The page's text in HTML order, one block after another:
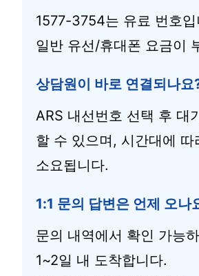
1577-3754는 유료 번호입
일반 유선/휴대폰 요금이
상담원이 바로 연결되나요
ARS 내선번호 선택 후 대
할 수 있으며, 시간대에 따
소요됩니다.
1:1 문의 답변은 언제 오나
문의 내역에서 확인 가능
1~2일 내 도착합니다.